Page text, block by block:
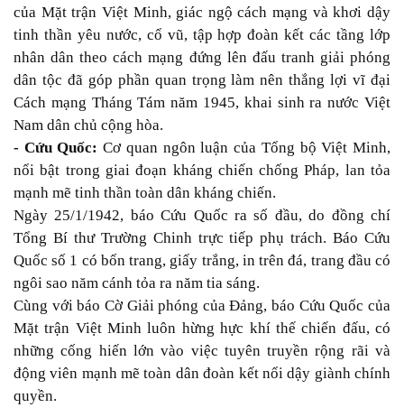
của Mặt trận Việt Minh, giác ngộ cách mạng và khơi dậy
tinh thần yêu nước, cổ vũ, tập hợp đoàn kết các tầng lớp
nhân dân theo cách mạng đứng lên đấu tranh giải phóng
dân tộc đã góp phần quan trọng làm nên thắng lợi vĩ đại
Cách mạng Tháng Tám năm 1945, khai sinh ra nước Việt
Nam dân chủ cộng hòa.
- Cứu Quốc: Cơ quan ngôn luận của Tổng bộ Việt Minh,
nổi bật trong giai đoạn kháng chiến chống Pháp, lan tỏa
mạnh mẽ tinh thần toàn dân kháng chiến.
Ngày 25/1/1942, báo Cứu Quốc ra số đầu, do đồng chí
Tổng Bí thư Trường Chinh trực tiếp phụ trách. Báo Cứu
Quốc số 1 có bốn trang, giấy trắng, in trên đá, trang đầu có
ngôi sao năm cánh tỏa ra năm tia sáng.
Cùng với báo Cờ Giải phóng của Ðảng, báo Cứu Quốc của
Mặt trận Việt Minh luôn hừng hực khí thế chiến đấu, có
những cống hiến lớn vào việc tuyên truyền rộng rãi và
động viên mạnh mẽ toàn dân đoàn kết nổi dậy giành chính
quyền.